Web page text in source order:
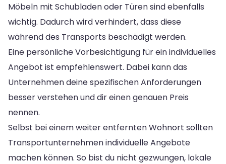
Möbeln mit Schubladen oder Türen sind ebenfalls
wichtig. Dadurch wird verhindert, dass diese
während des Transports beschädigt werden.
Eine persönliche Vorbesichtigung für ein individuelles
Angebot ist empfehlenswert. Dabei kann das
Unternehmen deine spezifischen Anforderungen
besser verstehen und dir einen genauen Preis
nennen.
Selbst bei einem weiter entfernten Wohnort sollten
Transportunternehmen individuelle Angebote
machen können. So bist du nicht gezwungen, lokale